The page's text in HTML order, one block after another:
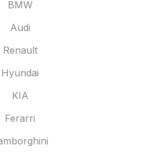
BMW
Audi
Renault
Hyundai
KIA
Ferarri